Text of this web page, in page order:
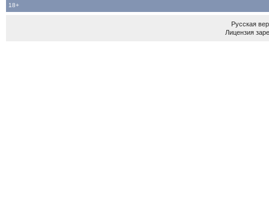
18+
Русская
Лицензия